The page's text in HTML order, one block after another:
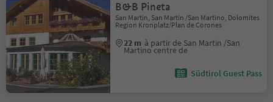
B&B Pineta
San Martin, San Martin /San Martino, Dolomites
Region Kronplatz/Plan de Corones
22 m à partir de San Martin /San
Martino centre de
Südtirol Guest Pass